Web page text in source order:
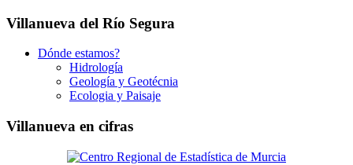
Villanueva del Río Segura
Dónde estamos?
Hidrología
Geología y Geotécnia
Ecologia y Paisaje
Villanueva en cifras